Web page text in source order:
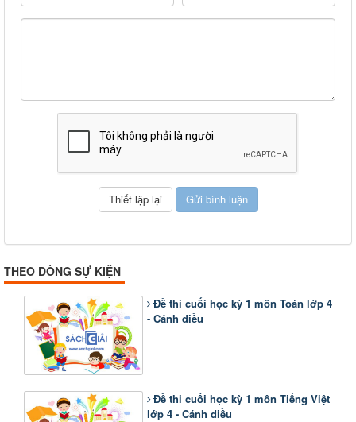
THEO DÒNG SỰ KIỆN
Đề thi cuối học kỳ 1 môn Toán lớp 4
- Cánh diều
Đề thi cuối học kỳ 1 môn Tiếng Việt
lớp 4 - Cánh diều